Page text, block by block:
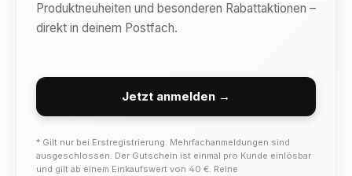
Produktneuheiten und besonderen Rabattaktionen –
direkt in deinem Postfach.
Jetzt anmelden →
* Gilt nur bei Erstregistrierung. Mehrfachanmeldungen sind
ausgeschlossen. Der Gutschein ist einmal pro Kunde einlösbar
und gilt ab einem Einkaufswert von 40 €. Reine